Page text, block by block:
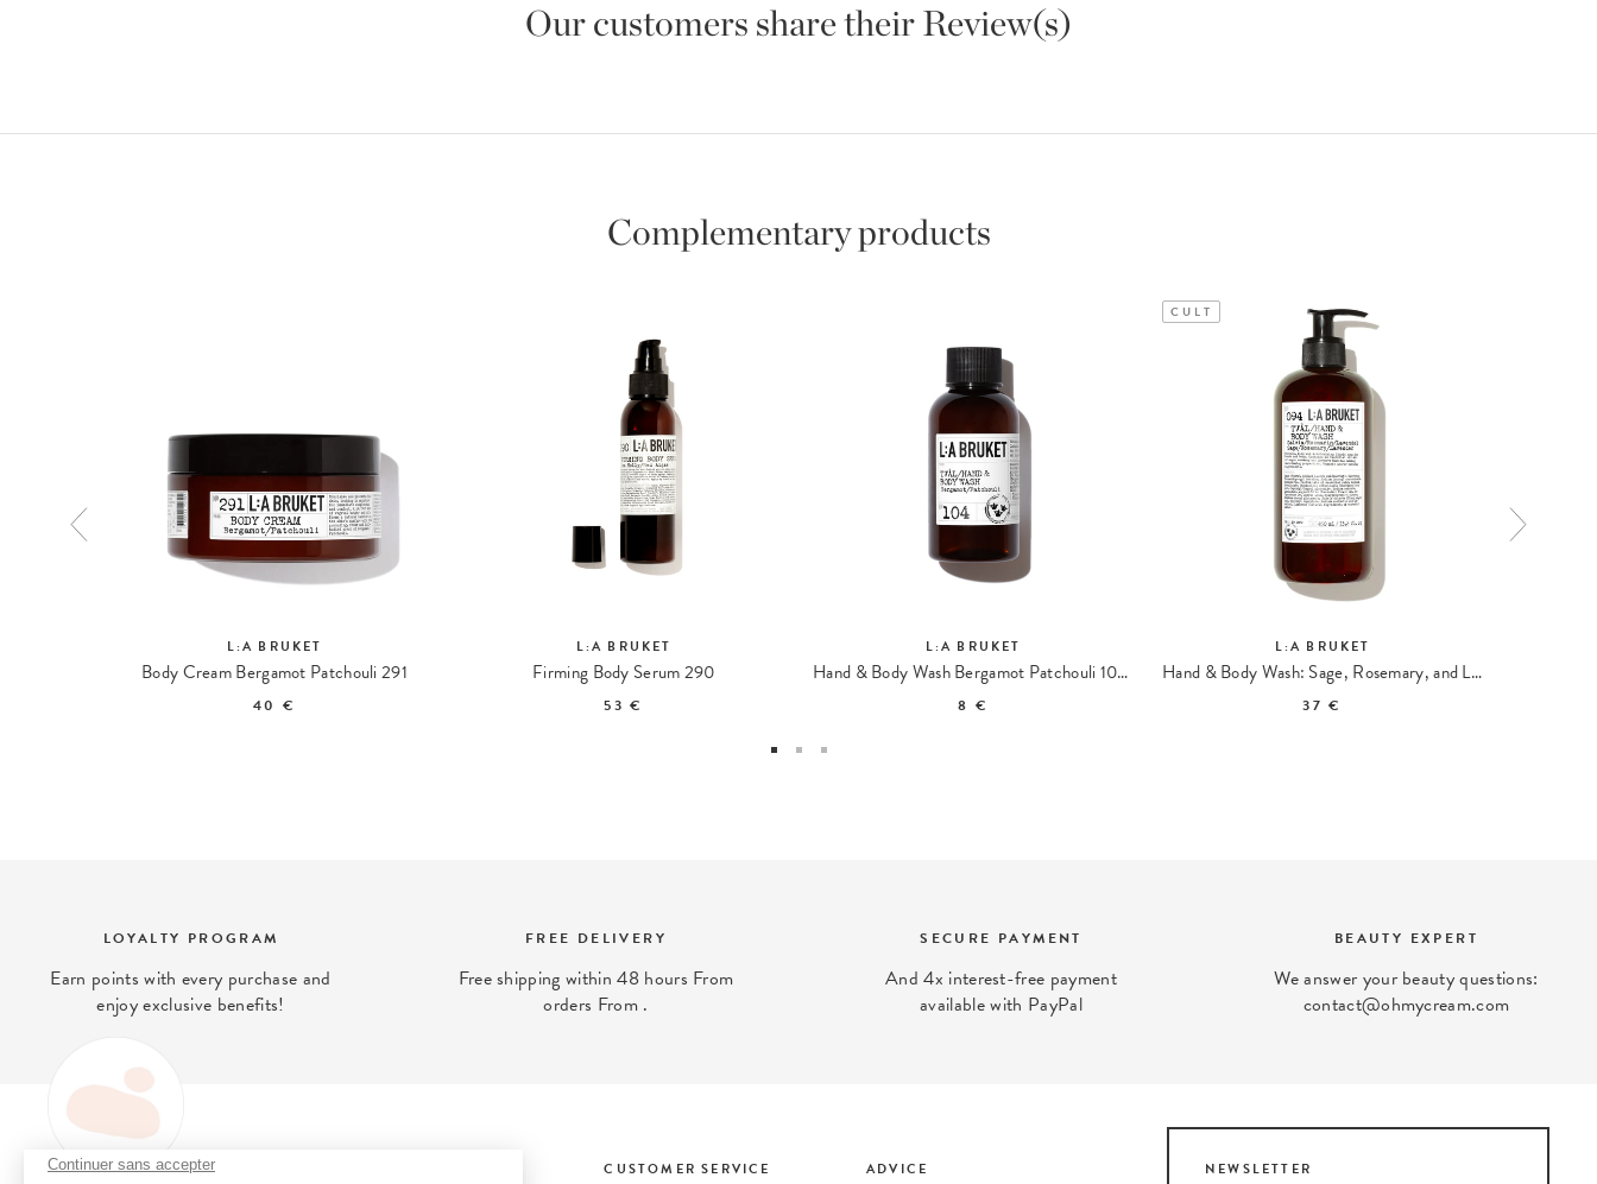
Continuer sans accepter
Our customers share their Review(s)
Complementary products
L:A BRUKET
Body Cream Bergamot Patchouli 291
40 €
L:A BRUKET
Firming Body Serum 290
53 €
L:A BRUKET
Hand & Body Wash Bergamot Patchouli 104 Travel size
8 €
CULT
L:A BRUKET
Hand & Body Wash: Sage, Rosemary, and Lavender 094
37 €
LOYALTY PROGRAM
Earn points with every purchase and
enjoy exclusive benefits!
FREE DELIVERY
Free shipping within 48 hours From
orders From .
SECURE PAYMENT
And 4x interest-free payment
available with PayPal
BEAUTY EXPERT
We answer your beauty questions:
contact@ohmycream.com
CUSTOMER SERVICE ADVICE NEWSLETTER